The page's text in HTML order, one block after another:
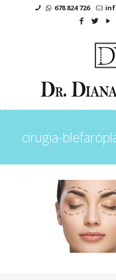
678 824 726
cirugia-